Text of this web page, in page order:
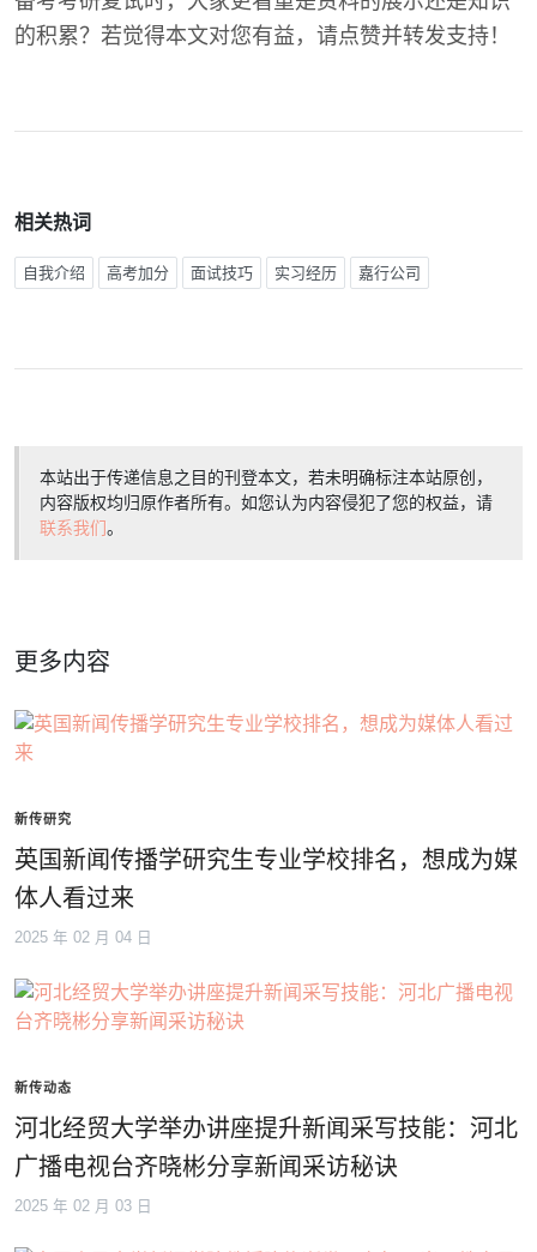
的积累？若觉得本文对您有益，请点赞并转发支持！
相关热词
自我介绍 高考加分 面试技巧 实习经历 嘉行公司
本站出于传递信息之目的刊登本文，若未明确标注本站原创，
内容版权均归原作者所有。如您认为内容侵犯了您的权益，请
联系我们。
更多内容
新传研究
英国新闻传播学研究生专业学校排名，想成为媒
体人看过来
2025 年 02 月 04 日
新传动态
河北经贸大学举办讲座提升新闻采写技能：河北
广播电视台齐晓彬分享新闻采访秘诀
2025 年 02 月 03 日